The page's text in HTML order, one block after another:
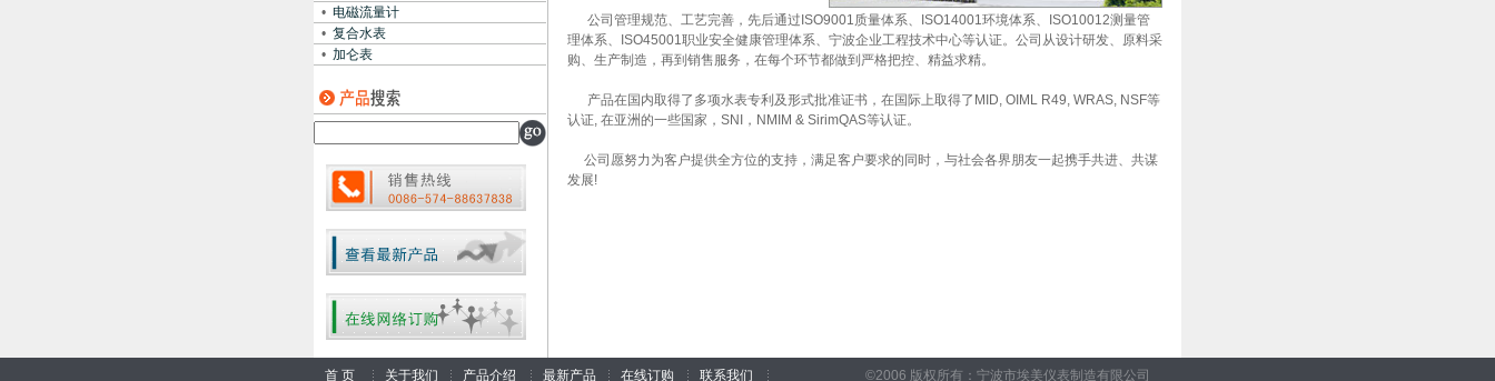
• 电磁流量计
• 复合水表
• 加仑表
公司管理规范、工艺完善，先后通过ISO9001质量体系、ISO14001环境体系、ISO10012测量管
理体系、ISO45001职业安全健康管理体系、宁波企业工程技术中心等认证。公司从设计研发、原料采
购、生产制造，再到销售服务，在每个环节都做到严格把控、精益求精。
产品在国内取得了多项水表专利及形式批准证书，在国际上取得了MID, OIML R49, WRAS, NSF等
认证, 在亚洲的一些国家，SNI，NMIM & SirimQAS等认证。
公司愿努力为客户提供全方位的支持，满足客户要求的同时，与社会各界朋友一起携手共进、共谋
发展!
首 页 关于我们 产品介绍 最新产品 在线订购 联系我们 ©2006 版权所有：宁波市埃美仪表制造有限公司